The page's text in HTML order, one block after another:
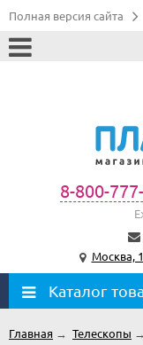
Полная версия сайта
8-800-
Москва,
Каталог
Главная → Телескопы →